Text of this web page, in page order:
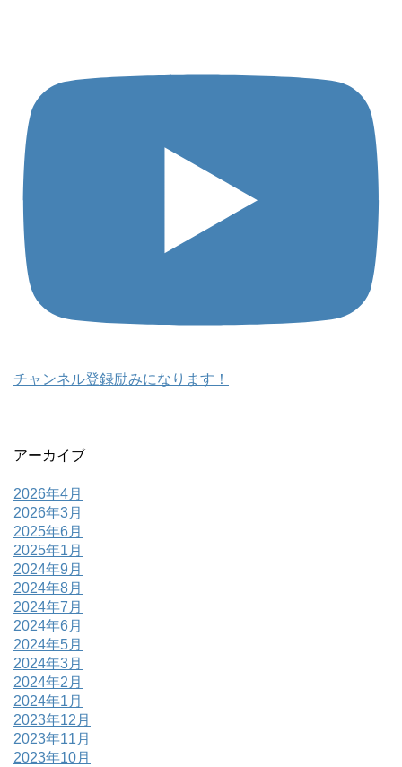
チャンネル登録励みになります！
アーカイブ
2026年4月
2026年3月
2025年6月
2025年1月
2024年9月
2024年8月
2024年7月
2024年6月
2024年5月
2024年3月
2024年2月
2024年1月
2023年12月
2023年11月
2023年10月